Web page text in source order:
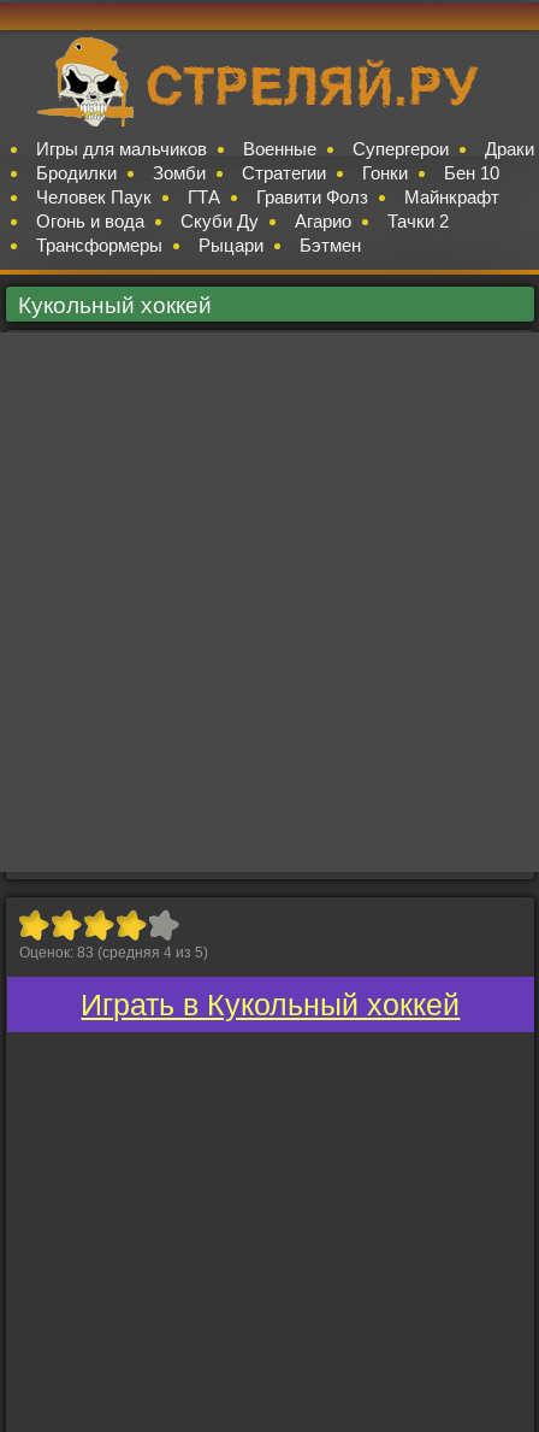
Игры для мальчиков Военные Супергерои
Драки
Бродилки
Зомби Стратегии Гонки
Бен 10
Человек Паук
ГТА Гравити Фолз
Майнкрафт
Огонь и вода
Скуби Ду Агарио
Тачки 2
Трансформеры
Рыцари Бэтмен
Кукольный хоккей
Оценок: 83 (средняя 4 из 5)
Играть в Кукольный хоккей